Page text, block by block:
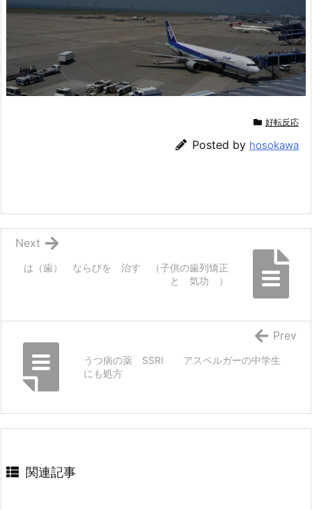
好転反応
Posted by hosokawa
は（歯） ならびを 治す （子供の歯列矯正
と 気功 ）
Next
うつ病の薬 SSRI アスペルガーの中学生
にも処方
Prev
関連記事